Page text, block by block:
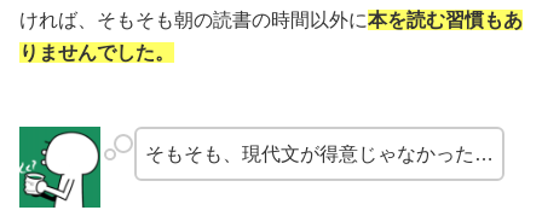
ければ、そもそも朝の読書の時間以外に本を読む習慣もあ
りませんでした。
そもそも、現代文が得意じゃなかった…